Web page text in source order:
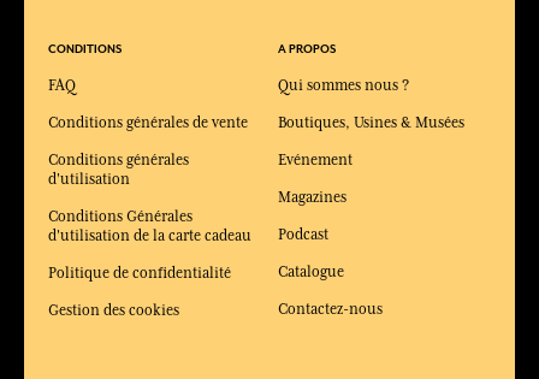
CONDITIONS
FAQ
Conditions générales de vente
Conditions générales
d'utilisation
Conditions Générales
d'utilisation de la carte cadeau
Politique de confidentialité
Gestion des cookies
A PROPOS
Qui sommes nous ?
Boutiques, Usines & Musées
Evénement
Magazines
Podcast
Catalogue
Contactez-nous